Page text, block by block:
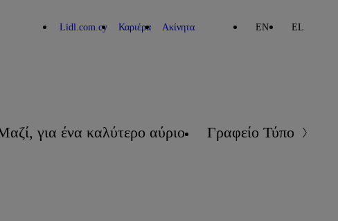
Lidl.com.cy Καριέρα Ακίνητα EN EL
για ένα καλύτερο αύριο Γραφείο Τύπου